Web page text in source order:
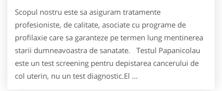
Scopul nostru este sa asiguram tratamente
profesioniste, de calitate, asociate cu programe de
profilaxie care sa garanteze pe termen lung mentinerea
starii dumneavoastra de sanatate. Testul Papanicolau
este un test screening pentru depistarea cancerului de
col uterin, nu un test diagnostic.El ...